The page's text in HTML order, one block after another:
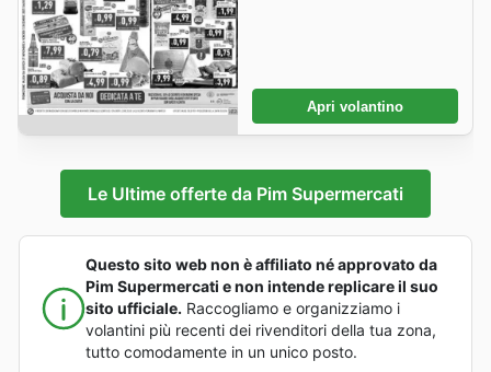
Apri volantino
Le Ultime offerte da Pim Supermercati
Questo sito web non è affiliato né approvato da
Pim Supermercati e non intende replicare il suo
sito ufficiale. Raccogliamo e organizziamo i
volantini più recenti dei rivenditori della tua zona,
tutto comodamente in un unico posto.